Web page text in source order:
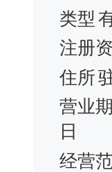
类型
注册
住所
营业
日
经营